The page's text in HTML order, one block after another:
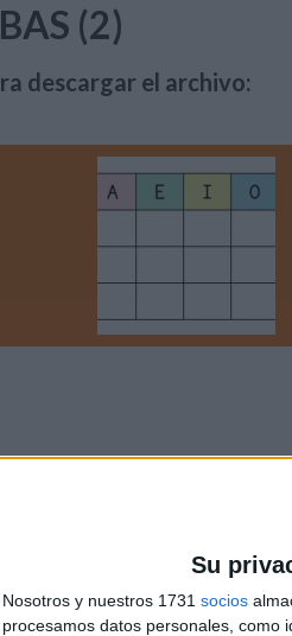
Su
Nosotros y nuestros 1731 socios
procesamos datos personales, como
(2)
descargar el archivo: